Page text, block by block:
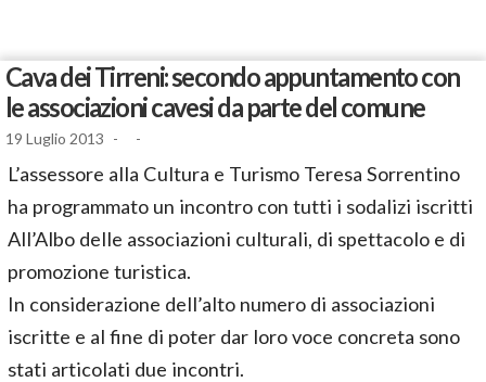
Cava dei Tirreni: secondo appuntamento con
le associazioni cavesi da parte del comune
19 Luglio 2013 - -
L’assessore alla Cultura e Turismo Teresa Sorrentino
ha programmato un incontro con tutti i sodalizi iscritti
All’Albo delle associazioni culturali, di spettacolo e di
promozione turistica.
In considerazione dell’alto numero di associazioni
iscritte e al fine di poter dar loro voce concreta sono
stati articolati due incontri.